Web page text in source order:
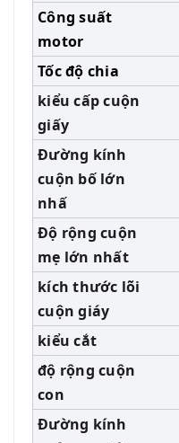
Công suất
motor
Tốc độ chia
kiểu cấp cuộn
giấy
Đường kính
cuộn bố lớn
nhấ
Độ rộng cuộn
mẹ lớn nhất
kích thước lõi
cuộn giáy
kiểu cắt
độ rộng cuộn
con
Đường kính